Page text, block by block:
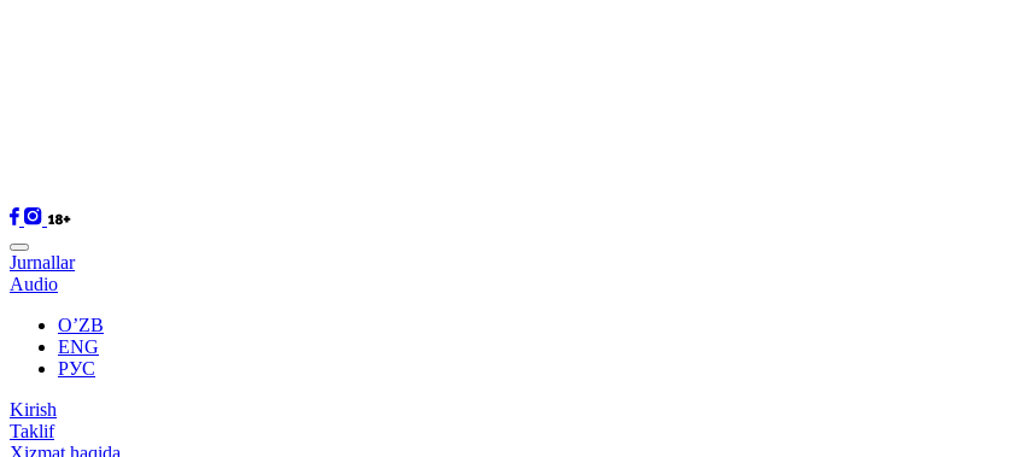
Jurnallar
Audio
O’ZB
ENG
РУС
Kirish
Taklif